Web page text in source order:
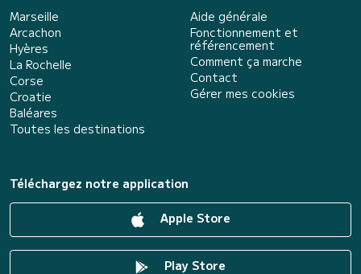
Marseille
Arcachon
Hyères
La Rochelle
Corse
Croatie
Baléares
Toutes les destinations
Aide générale
Fonctionnement et
référencement
Comment ça marche
Contact
Gérer mes cookies
Téléchargez notre application
Apple Store
Play Store